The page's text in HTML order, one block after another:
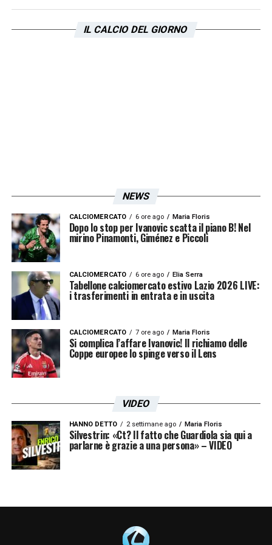
LA PLAYLIST DELLE NOSTRE TOP NEWS
IL CALCIO DEL GIORNO
NEWS
CALCIOMERCATO 6 ore ago Maria Floris
Dopo lo stop per Ivanovic scatta il piano B! Nel
mirino Pinamonti, Giménez e Piccoli
CALCIOMERCATO 6 ore ago Elia Serra
Tabellone calciomercato estivo Lazio 2026 LIVE:
i trasferimenti in entrata e in uscita
CALCIOMERCATO 7 ore ago Maria Floris
Si complica l’affare Ivanovic! Il richiamo delle
Coppe europee lo spinge verso il Lens
VIDEO
HANNO DETTO 2 settimane ago Maria Floris
Silvestrin: «Ct? Il fatto che Guardiola sia qui a
parlarne è grazie a una persona» – VIDEO